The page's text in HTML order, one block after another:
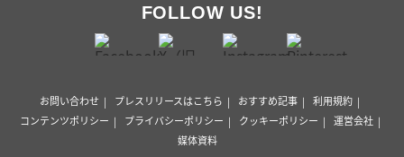
FOLLOW US!
お問い合わせ プレスリリースはこちら おすすめ記事
利用規約
コンテンツポリシー
プライバシーポリシー クッキーポリシー
運営会社
媒体資料